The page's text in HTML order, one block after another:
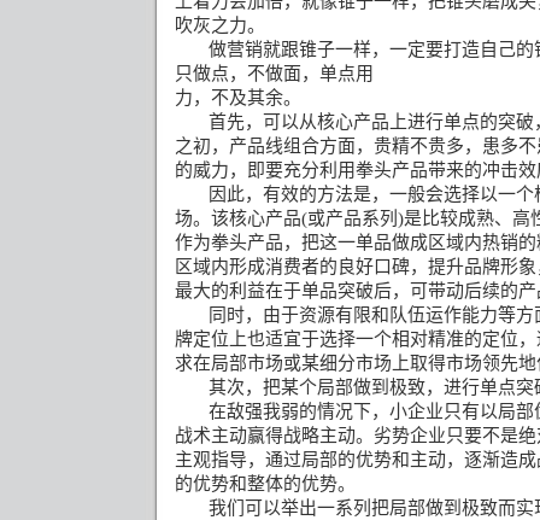
吹灰之力。
做营销就跟锥子一样，一定要打造自己
只做点，不做面，单点用
力，不及其余。
首先，可以从核心产品上进行单点的突
之初，产品线组合方面，贵精不贵多，患多
的威力，即要充分利用拳头产品带来的冲击
因此，有效的方法是，一般会选择以一个
场。该核心产品(或产品系列 )是比较成熟、高
作为拳头产品，把这一单品做成区域内热销
区域内形成消费者的良好口碑，提升品牌形
最大的利益在于单品突破后，可带动后续的
同时，由于资源有限和队伍运作能力等
牌定位上也适宜于选择一个相对精准的定位
求在局部市场或某细分市场上取得市场领先
其次，把某个局部做到极致，进行单点突
在敌强我弱的情况下，小企业只有以局
战术主动赢得战略主动。劣势企业只要不是
主观指导，通过局部的优势和主动，逐渐造
的优势和整体的优势。
我们可以举出一系列把局部做到极致而